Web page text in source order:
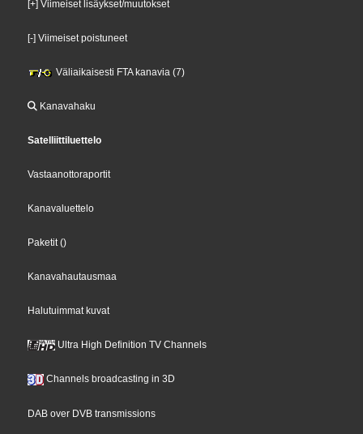
[+] Viimeiset lisäykset/muutokset
[-] Viimeiset poistuneet
Väliaikaisesti FTA kanavia (7)
Kanavahaku
Satelliittiluettelo
Vastaanottoraportit
Kanavaluettelo
Paketit ()
Kanavahautausmaa
Halutuimmat kuvat
Ultra High Definition TV Channels
Channels broadcasting in 3D
DAB over DVB transmissions